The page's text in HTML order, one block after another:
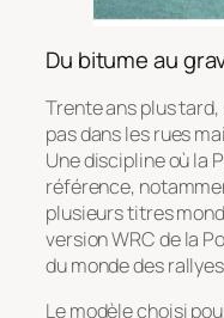
Du bitume au
Trente ans plus
pas dans les rues
Une discipline où la
référence,
plusieurs titres
version WRC de la
du monde des
Le modèle choisi